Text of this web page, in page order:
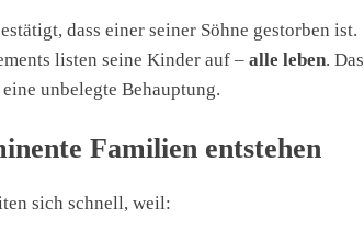
dass einer seiner Söhne gestorben ist.
listen seine Kinder auf – alle leben. Das
unbelegte Behauptung.
Familien entstehen
sich schnell, weil: